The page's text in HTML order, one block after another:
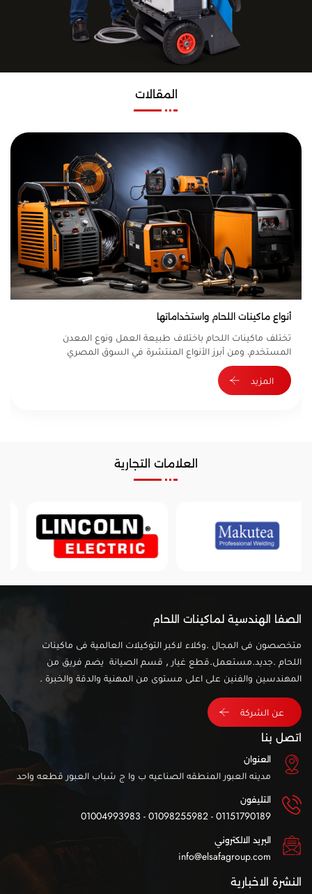
المقالات
أنواع ماكينات اللحام واستخداماتها
تختلف ماكينات اللحام باختلاف طبيعة العمل ونوع المعدن
المستخدم، ومن أبرز الأنواع المنتشرة في السوق المصري
المزيد
العلامات التجارية
الصفا الهندسية لماكينات اللحام
متخصصون فى المجال .وكلاء لاكبر التوكيلات العالمية فى ماكينات
اللحام .جديد.مستعمل.قطع غيار , قسم الصيانة يضم فريق من
المهندسين والفنين على اعلى مستوى من المهنية والدقة والخبرة .
عن الشركة
اتصل بنا
العنوان
مدينه العبور المنطقه الصناعيه ب وا ج شباب العبور قطعه واحد
التليفون
01151790189 - 01098255982 - 01004993983
البريد الالكتروني
info@elsafagroup.com
النشرة الاخبارية